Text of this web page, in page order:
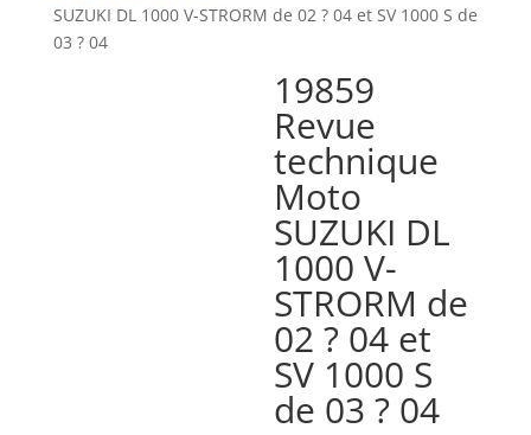
SUZUKI DL 1000 V-STRORM de 02 ? 04 et SV 1000 S de
03 ? 04
19859
Revue
technique
Moto
SUZUKI DL
1000 V-
STRORM de
02 ? 04 et
SV 1000 S
de 03 ? 04